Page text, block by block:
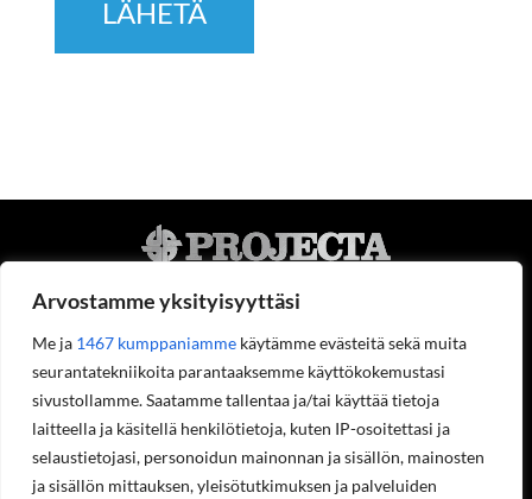
Arvostamme yksityisyyttäsi
Me ja 1467 kumppaniamme käytämme evästeitä sekä muita
seurantatekniikoita parantaaksemme käyttökokemustasi
sivustollamme. Saatamme tallentaa ja/tai käyttää tietoja
laitteella ja käsitellä henkilötietoja, kuten IP-osoitettasi ja
selaustietojasi, personoidun mainonnan ja sisällön, mainosten
ja sisällön mittauksen, yleisötutkimuksen ja palveluiden
Projecta Oy
Tietoa meistä
Yhteystiedot
Työpaikat
Ympäristöohjelma